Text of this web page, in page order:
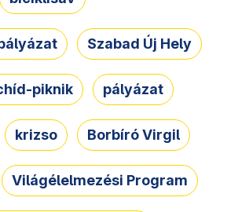
Szabad Új Hely
piknik pályázat
krizso Borbíró Virgil
Világélelmezési Program